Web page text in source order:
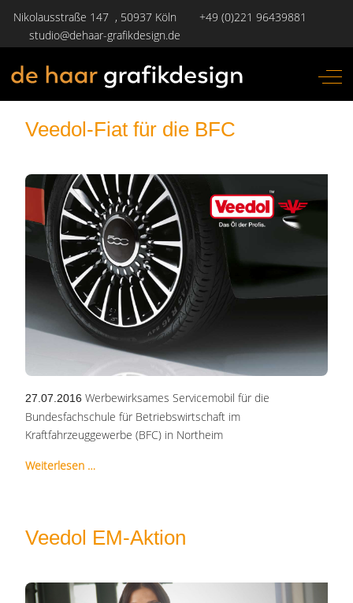
Nikolausstraße 147 , 50937 Köln
+49 (0)221 96439881
studio@dehaar-grafikdesign.de
Off-
Veedol-Fiat für die BFC
27.07.2016 Werbewirksames Servicemobil für die
Bundesfachschule für Betriebswirtschaft im
Kraftfahrzeuggewerbe (BFC) in Northeim
Weiterlesen …
Veedol EM-Aktion